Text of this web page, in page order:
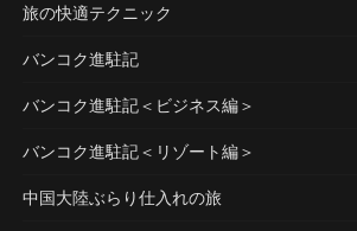
旅の快適テクニック
バンコク進駐記
バンコク進駐記＜ビジネス編＞
バンコク進駐記＜リゾート編＞
中国大陸ぶらり仕入れの旅